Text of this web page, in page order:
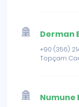
Derman
+90 (356)
Topçam
Numune